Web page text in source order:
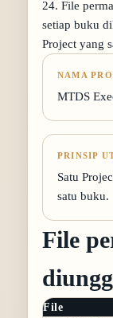
24. File
setiap buku
Project yang
NAMA
MTDS
PRINSIP
Satu
satu buku.
File
File